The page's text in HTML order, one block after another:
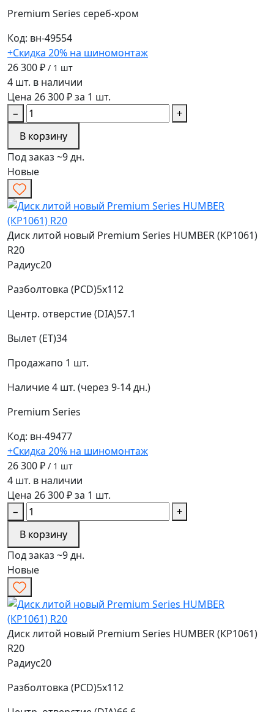
Premium Series сереб-хром
Код: вн-49554
+Скидка 20% на шиномонтаж
26 300 ₽ / 1 шт
4 шт. в наличии
Цена 26 300 ₽ за 1 шт.
−
+
В корзину
Под заказ ~9 дн.
Новые
Диск литой новый Premium Series HUMBER (КР1061)
R20
Радиус20
Разболтовка (PCD)5x112
Центр. отверстие (DIA)57.1
Вылет (ET)34
Продажапо 1 шт.
Наличие4 шт. (через 9-14 дн.)
Premium Series
Код: вн-49477
+Скидка 20% на шиномонтаж
26 300 ₽ / 1 шт
4 шт. в наличии
Цена 26 300 ₽ за 1 шт.
−
+
В корзину
Под заказ ~9 дн.
Новые
Диск литой новый Premium Series HUMBER (КР1061)
R20
Радиус20
Разболтовка (PCD)5x112